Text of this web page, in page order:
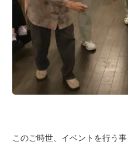
このご時世、イベントを行う